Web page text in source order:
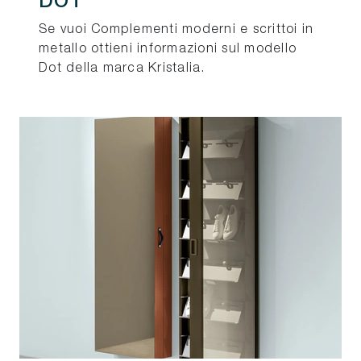
Se vuoi Complementi moderni e scrittoi in
metallo ottieni informazioni sul modello
Dot della marca Kristalia.